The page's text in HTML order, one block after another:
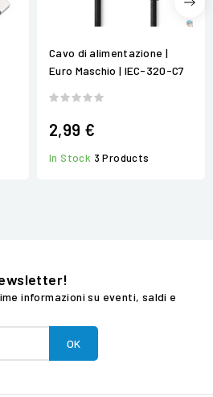
Cavo di alimentazione |
Euro Maschio | IEC-320-C7
2,99 €
In Stock 3 Products
informazioni su eventi, saldi e